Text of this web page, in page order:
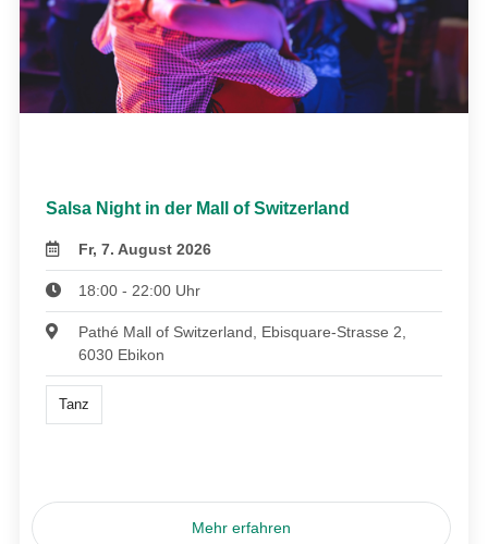
Salsa Night in der Mall of Switzerland
Fr, 7. August 2026
18:00 - 22:00 Uhr
Pathé Mall of Switzerland, Ebisquare-Strasse 2,
6030 Ebikon
Tanz
Mehr erfahren